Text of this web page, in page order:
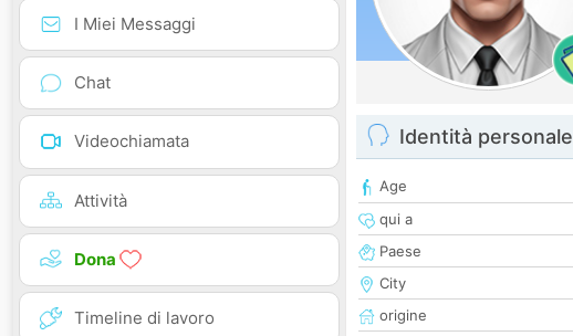
I Miei Messaggi
Chat
Videochiamata
Attività
Dona
Timeline di lavoro
Identità personale
Age
qui a
Paese
City
origine